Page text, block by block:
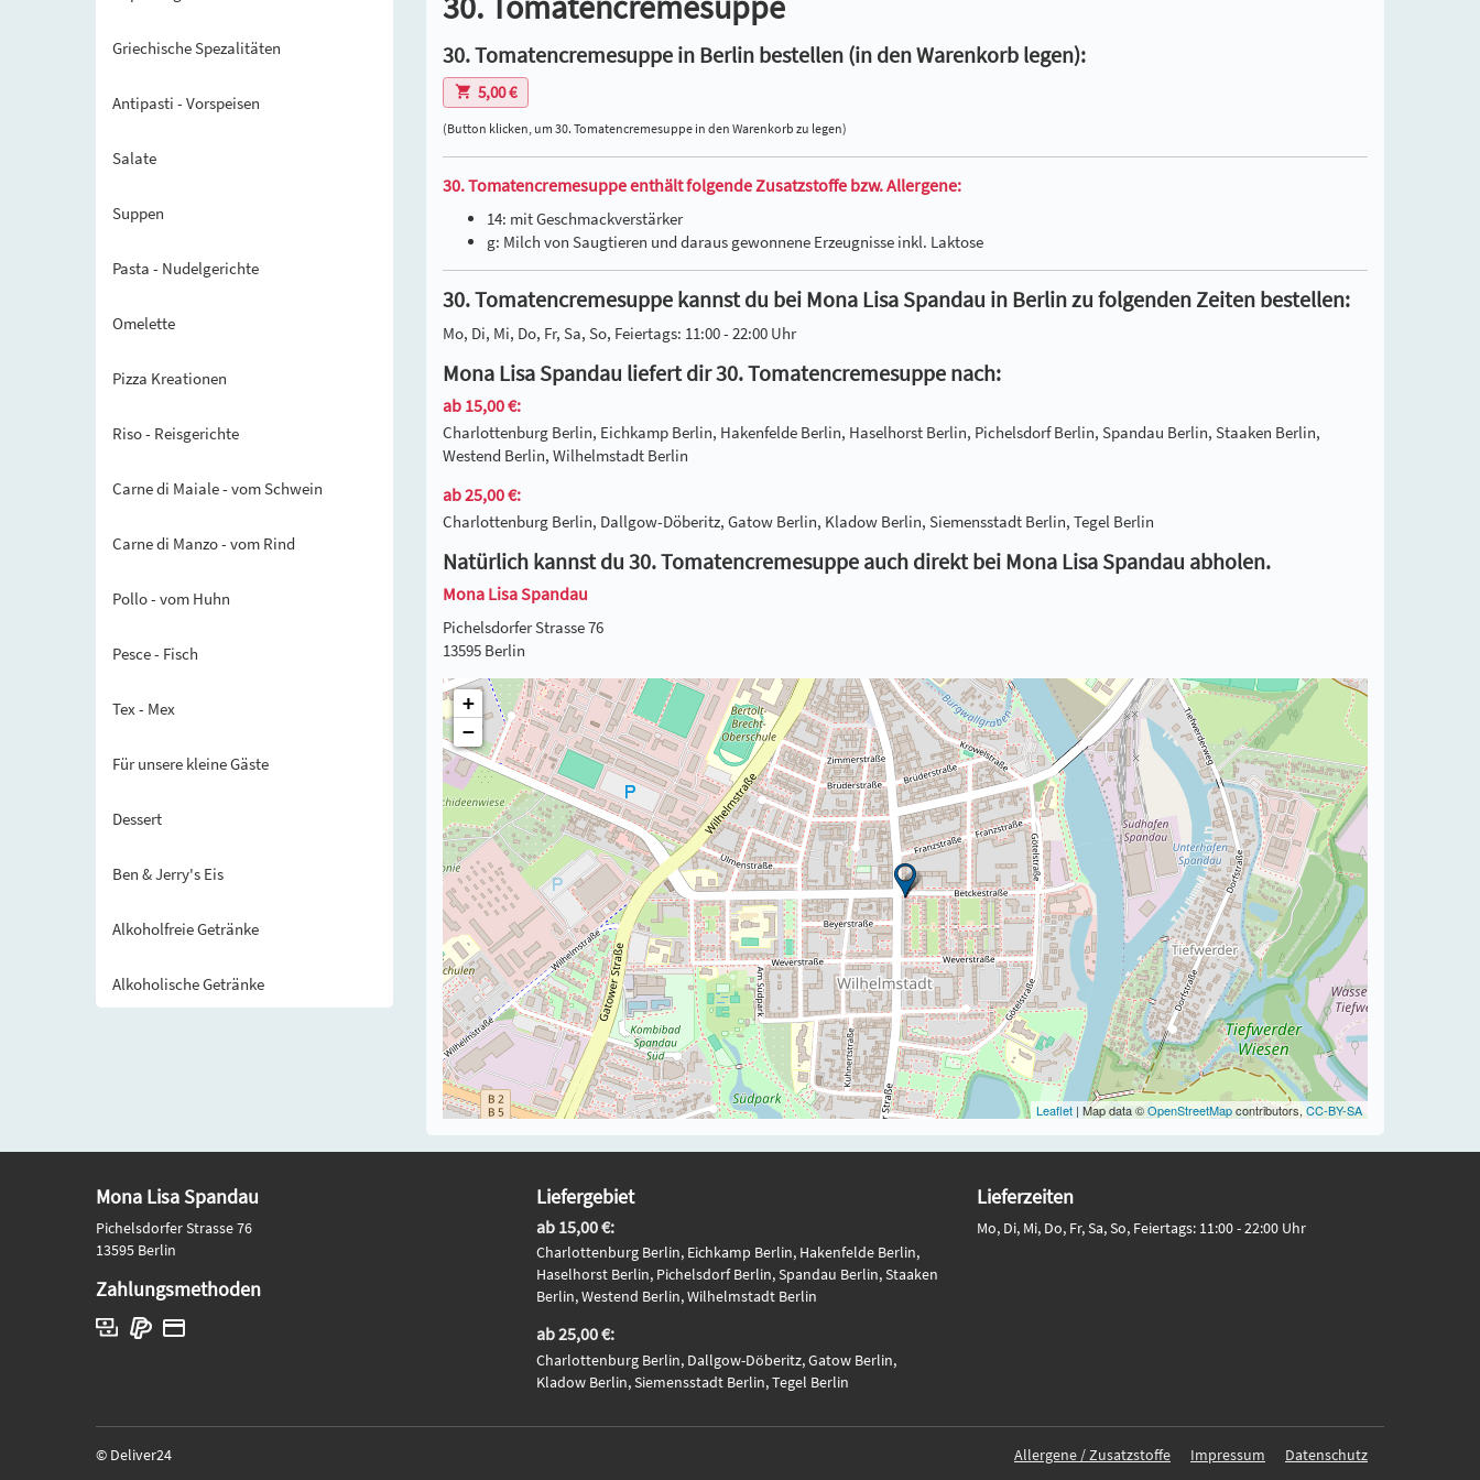
Griechische Spezalitäten
Antipasti - Vorspeisen
Salate
Suppen
Pasta - Nudelgerichte
Omelette
Pizza Kreationen
Riso - Reisgerichte
Carne di Maiale - vom Schwein
Carne di Manzo - vom Rind
Pollo - vom Huhn
Pesce - Fisch
Tex - Mex
Für unsere kleine Gäste
Dessert
Ben & Jerry's Eis
Alkoholfreie Getränke
Alkoholische Getränke
30. Tomatencremesuppe in Berlin bestellen (in den Warenkorb legen):
5,00 €
(Button klicken, um 30. Tomatencremesuppe in den Warenkorb zu legen)
30. Tomatencremesuppe enthält folgende Zusatzstoffe bzw. Allergene:
14: mit Geschmackverstärker
g: Milch von Saugtieren und daraus gewonnene Erzeugnisse inkl. Laktose
30. Tomatencremesuppe kannst du bei Mona Lisa Spandau in Berlin zu folgenden Zeiten bestellen:
Mo, Di, Mi, Do, Fr, Sa, So, Feiertags: 11:00 - 22:00 Uhr
Mona Lisa Spandau liefert dir 30. Tomatencremesuppe nach:
ab 15,00 €:
Charlottenburg Berlin, Eichkamp Berlin, Hakenfelde Berlin, Haselhorst Berlin, Pichelsdorf Berlin, Spandau Berlin, Staaken Berlin,
Westend Berlin, Wilhelmstadt Berlin
ab 25,00 €:
Charlottenburg Berlin, Dallgow-Döberitz, Gatow Berlin, Kladow Berlin, Siemensstadt Berlin, Tegel Berlin
Natürlich kannst du 30. Tomatencremesuppe auch direkt bei Mona Lisa Spandau abholen.
Mona Lisa Spandau
Pichelsdorfer Strasse 76
13595 Berlin
+
−
Leaflet | Map data ©OpenStreetMapcontributors, CC-BY-SA
Mona Lisa Spandau
Pichelsdorfer Strasse 76
13595 Berlin
Zahlungsmethoden
Liefergebiet
ab 15,00 €:
Charlottenburg Berlin, Eichkamp Berlin, Hakenfelde Berlin,
Haselhorst Berlin, Pichelsdorf Berlin, Spandau Berlin, Staaken
Berlin, Westend Berlin, Wilhelmstadt Berlin
ab 25,00 €:
Charlottenburg Berlin, Dallgow-Döberitz, Gatow Berlin,
Kladow Berlin, Siemensstadt Berlin, Tegel Berlin
Lieferzeiten
Mo, Di, Mi, Do, Fr, Sa, So, Feiertags: 11:00 - 22:00 Uhr
© Deliver24 Allergene / Zusatzstoffe Impressum Datenschutz